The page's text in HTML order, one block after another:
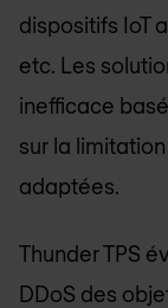
dispositifs IoT
etc. Les
inefficace
sur la
adaptées.
Thunder TPS
DDoS des